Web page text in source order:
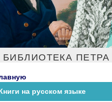
БИБЛИОТЕКА
на русском языке